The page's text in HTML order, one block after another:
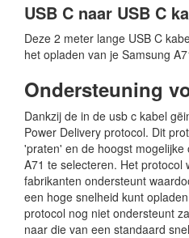
USB C naar USB C
Deze 2 meter lange USB C
het opladen van je Samsung
Ondersteuning
Dankzij de in de usb c kabel
Power Delivery protocol. Dit
'praten' en de hoogst
A71 te selecteren. Het
fabrikanten ondersteunt
een hoge snelheid kunt
protocol nog niet ondersteunt
naar die van een standaard